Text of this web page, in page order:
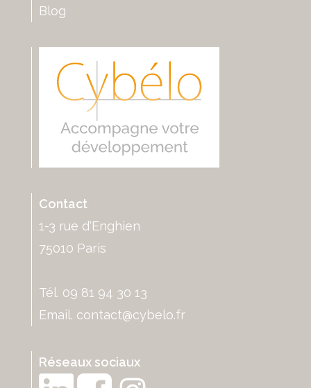
Blog
Contact
1-3 rue d'Enghien
75010 Paris
Tél. 09 81 94 30 13
Email. contact@cybelo.fr
Réseaux sociaux